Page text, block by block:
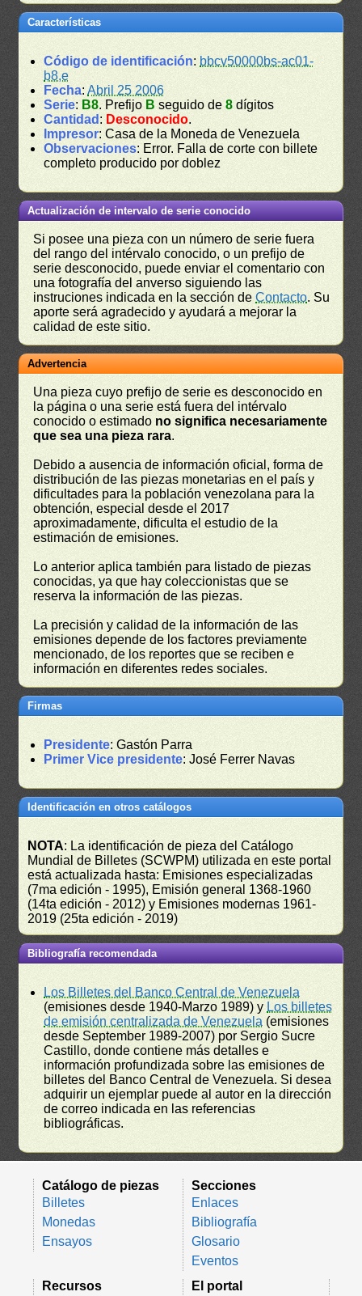
Características
Código de identificación: bbcv50000bs-ac01-
b8,e
Fecha:Abril 25 2006
Serie: B8. Prefijo B seguido de8 dígitos
Cantidad : Desconocido.
Impresor: Casa de la Moneda de Venezuela
Observaciones: Error. Falla de corte con billete
completo producido por doblez
Actualización de intervalo de serie conocido
Si posee una pieza con un número de serie fuera
del rango del intérvalo conocido, o un prefijo de
serie desconocido, puede enviar el comentario con
una fotografía del anverso siguiendo las
instruciones indicada en la sección deContacto. Su
aporte será agradecido y ayudará a mejorar la
calidad de este sitio.
Advertencia
Una pieza cuyo prefijo de serie es desconocido en
la página o una serie está fuera del intérvalo
conocido o estimado no significa necesariamente
que sea una pieza rara.
Debido a ausencia de información oficial, forma de
distribución de las piezas monetarias en el país y
dificultades para la población venezolana para la
obtención, especial desde el 2017
aproximadamente, dificulta el estudio de la
estimación de emisiones.
Lo anterior aplica también para listado de piezas
conocidas, ya que hay coleccionistas que se
reserva la información de las piezas.
La precisión y calidad de la información de las
emisiones depende de los factores previamente
mencionado, de los reportes que se reciben e
información en diferentes redes sociales.
Firmas
Presidente: Gastón Parra
Primer Vice presidente: José Ferrer Navas
Identificación en otros catálogos
NOTA: La identificación de pieza del Catálogo
Mundial de Billetes (SCWPM) utilizada en este portal
está actualizada hasta: Emisiones especializadas
(7ma edición - 1995), Emisión general 1368-1960
(14ta edición - 2012) y Emisiones modernas 1961-
2019 (25ta edición - 2019)
Bibliografía recomendada
Los Billetes del Banco Central de Venezuela
(emisiones desde 1940-Marzo 1989) y Los billetes
de emisión centralizada de Venezuela (emisiones
desde September 1989-2007) por Sergio Sucre
Castillo, donde contiene más detalles e
información profundizada sobre las emisiones de
billetes del Banco Central de Venezuela. Si desea
adquirir un ejemplar puede al autor en la dirección
de correo indicada en las referencias
bibliográficas.
Catálogo de piezas
Billetes
Monedas
Ensayos
Secciones
Enlaces
Bibliografía
Glosario
Eventos
Recursos
El portal